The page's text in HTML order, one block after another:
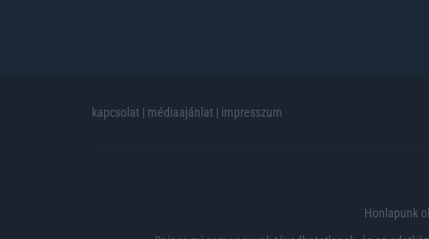
kapcsolat | médiaajánlat | impresszum
Honlapunk